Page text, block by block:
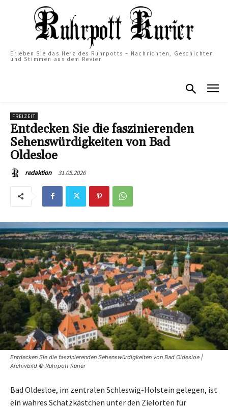
Erleben Sie das Herz des Ruhrpotts – Nachrichten, Geschichten
und Stimmen aus dem Revier
FREIZEIT
Entdecken Sie die faszinierenden
Sehenswürdigkeiten von Bad
Oldesloe
redaktion 31.05.2026
Entdecken Sie die faszinierenden Sehenswürdigkeiten von Bad Oldesloe |
Archivbild © Ruhrpott Kurier
Bad Oldesloe, im zentralen Schleswig-Holstein gelegen, ist
ein wahres Schatzkästchen unter den Zielorten für